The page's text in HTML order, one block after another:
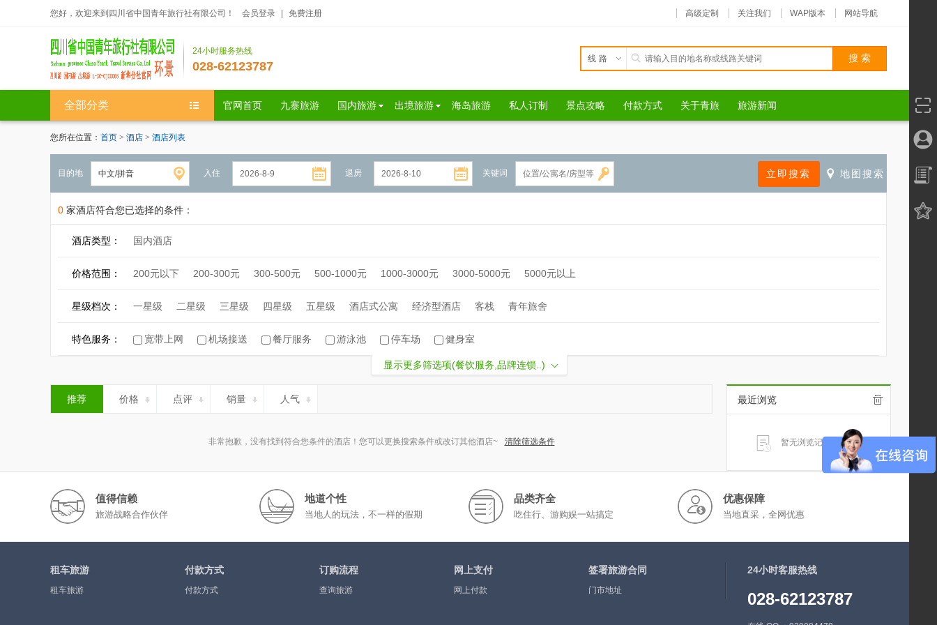
您好，欢迎来到四川省中国青年旅行社有限公司！ 会员登录 免费注册 高级定制 关注我们 WAP版本 网站导航
24小时服务热线
028-62123787
线路
全部分类 官网首页 九寨旅游 国内旅游 出境旅游 海岛旅游 私人订制 景点攻略 付款方式 关于青旅 旅游新闻
您所在位置： 首页 > 酒店 > 酒店列表
目的地 入住 退房 关键词
0 家酒店符合您已选择的条件：
酒店类型： 国内酒店
价格范围： 200元以下 200-300元 300-500元 500-1000元 1000-3000元 3000-5000元 5000元以上
星级档次： 一星级 二星级 三星级 四星级 五星级 酒店式公寓 经济型酒店 客栈 青年旅舍
特色服务： 宽带上网 机场接送 餐厅服务 游泳池 停车场 健身室
显示更多筛选项(餐饮服务,品牌连锁..)
推荐 价格 点评 销量 人气
非常抱歉，没有找到符合您条件的酒店！您可以更换搜索条件或改订其他酒店~ 清除筛选条件
最近浏览
暂无浏览记录...
值得信赖
旅游战略合作伙伴
地道个性
当地人的玩法，不一样的假期
品类齐全
吃住行、游购娱一站搞定
优惠保障
当地直采，全网优惠
租车旅游
租车旅游
付款方式
付款方式
订购流程
查询旅游
网上支付
网上付款
签署旅游合同
门市地址
24小时客服热线
028-62123787